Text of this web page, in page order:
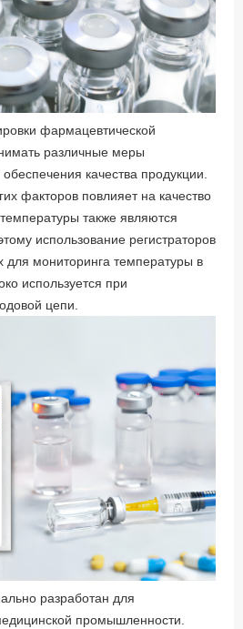
фармацевтической
различные меры
качества продукции.
факторов повлияет на качество
также являются
использование регистраторов
для мониторинга температуры в
используется при
цепи.
разработан для
промышленности.